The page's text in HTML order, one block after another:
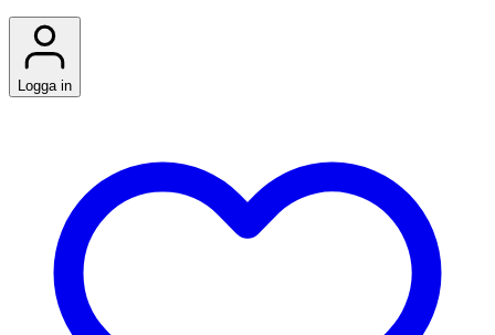
Logga in